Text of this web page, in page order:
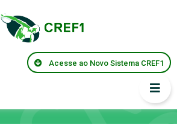
Acesse ao Novo Sistema CREF1